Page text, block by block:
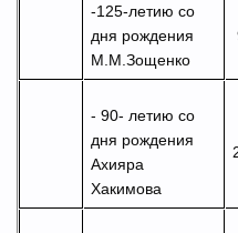
-125-летию со
дня рождения
М.М.Зощенко
- 90- летию со
дня рождения
Ахияра
Хакимова